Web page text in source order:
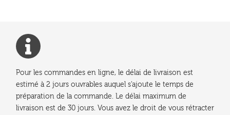
Pour les commandes en ligne, le délai de livraison est
estimé à 2 jours ouvrables auquel s'ajoute le temps de
préparation de la commande. Le délai maximum de
livraison est de 30 jours. Vous avez le droit de vous rétracter